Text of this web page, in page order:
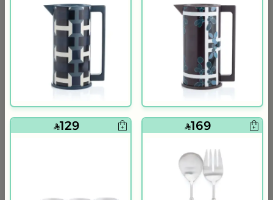
وعاء تقديم تمر دائري 12×12 سم أبيض وأزرق من الخزف الحجري بغطاء من أزوريا
89
صينية تقديم مربعة 32×32 سم أبيض متعدد الألوان من الحديد بطباعة هندسية من ميرلان
229 56% خصم
169
129